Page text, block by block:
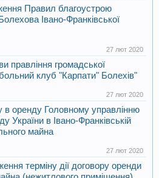
Правил благоустрою
Івано-Франківської
27 лют 2020
правління громадської
клуб "Карпати" Болехів"
27 лют 2020
в оренду Головному управлінню
України в Івано-Франківській
майна
27 лют 2020
терміну дії договору оренди